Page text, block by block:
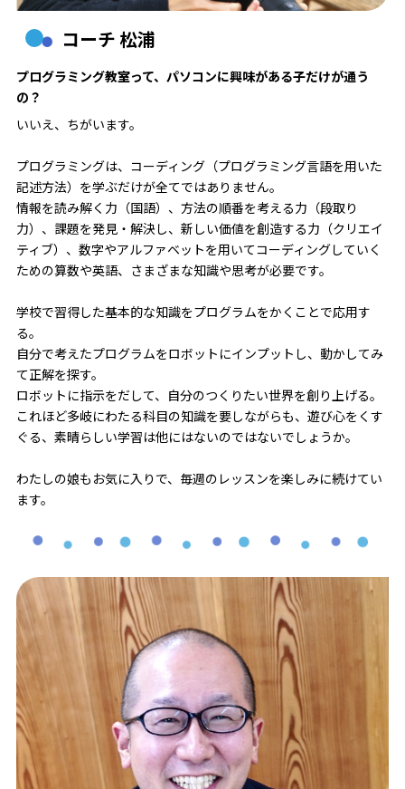
コーチ 松浦
プログラミング教室って、パソコンに興味がある子だけが通う
の？
いいえ、ちがいます。
プログラミングは、コーディング（プログラミング言語を用いた
記述方法）を学ぶだけが全てではありません。
情報を読み解く力（国語）、方法の順番を考える力（段取り
力）、課題を発見・解決し、新しい価値を創造する力（クリエイ
ティブ）、数字やアルファベットを用いてコーディングしていく
ための算数や英語、さまざまな知識や思考が必要です。
学校で習得した基本的な知識をプログラムをかくことで応用す
る。
自分で考えたプログラムをロボットにインプットし、動かしてみ
て正解を探す。
ロボットに指示をだして、自分のつくりたい世界を創り上げる。
これほど多岐にわたる科目の知識を要しながらも、遊び心をくす
ぐる、素晴らしい学習は他にはないのではないでしょうか。
わたしの娘もお気に入りで、毎週のレッスンを楽しみに続けてい
ます。